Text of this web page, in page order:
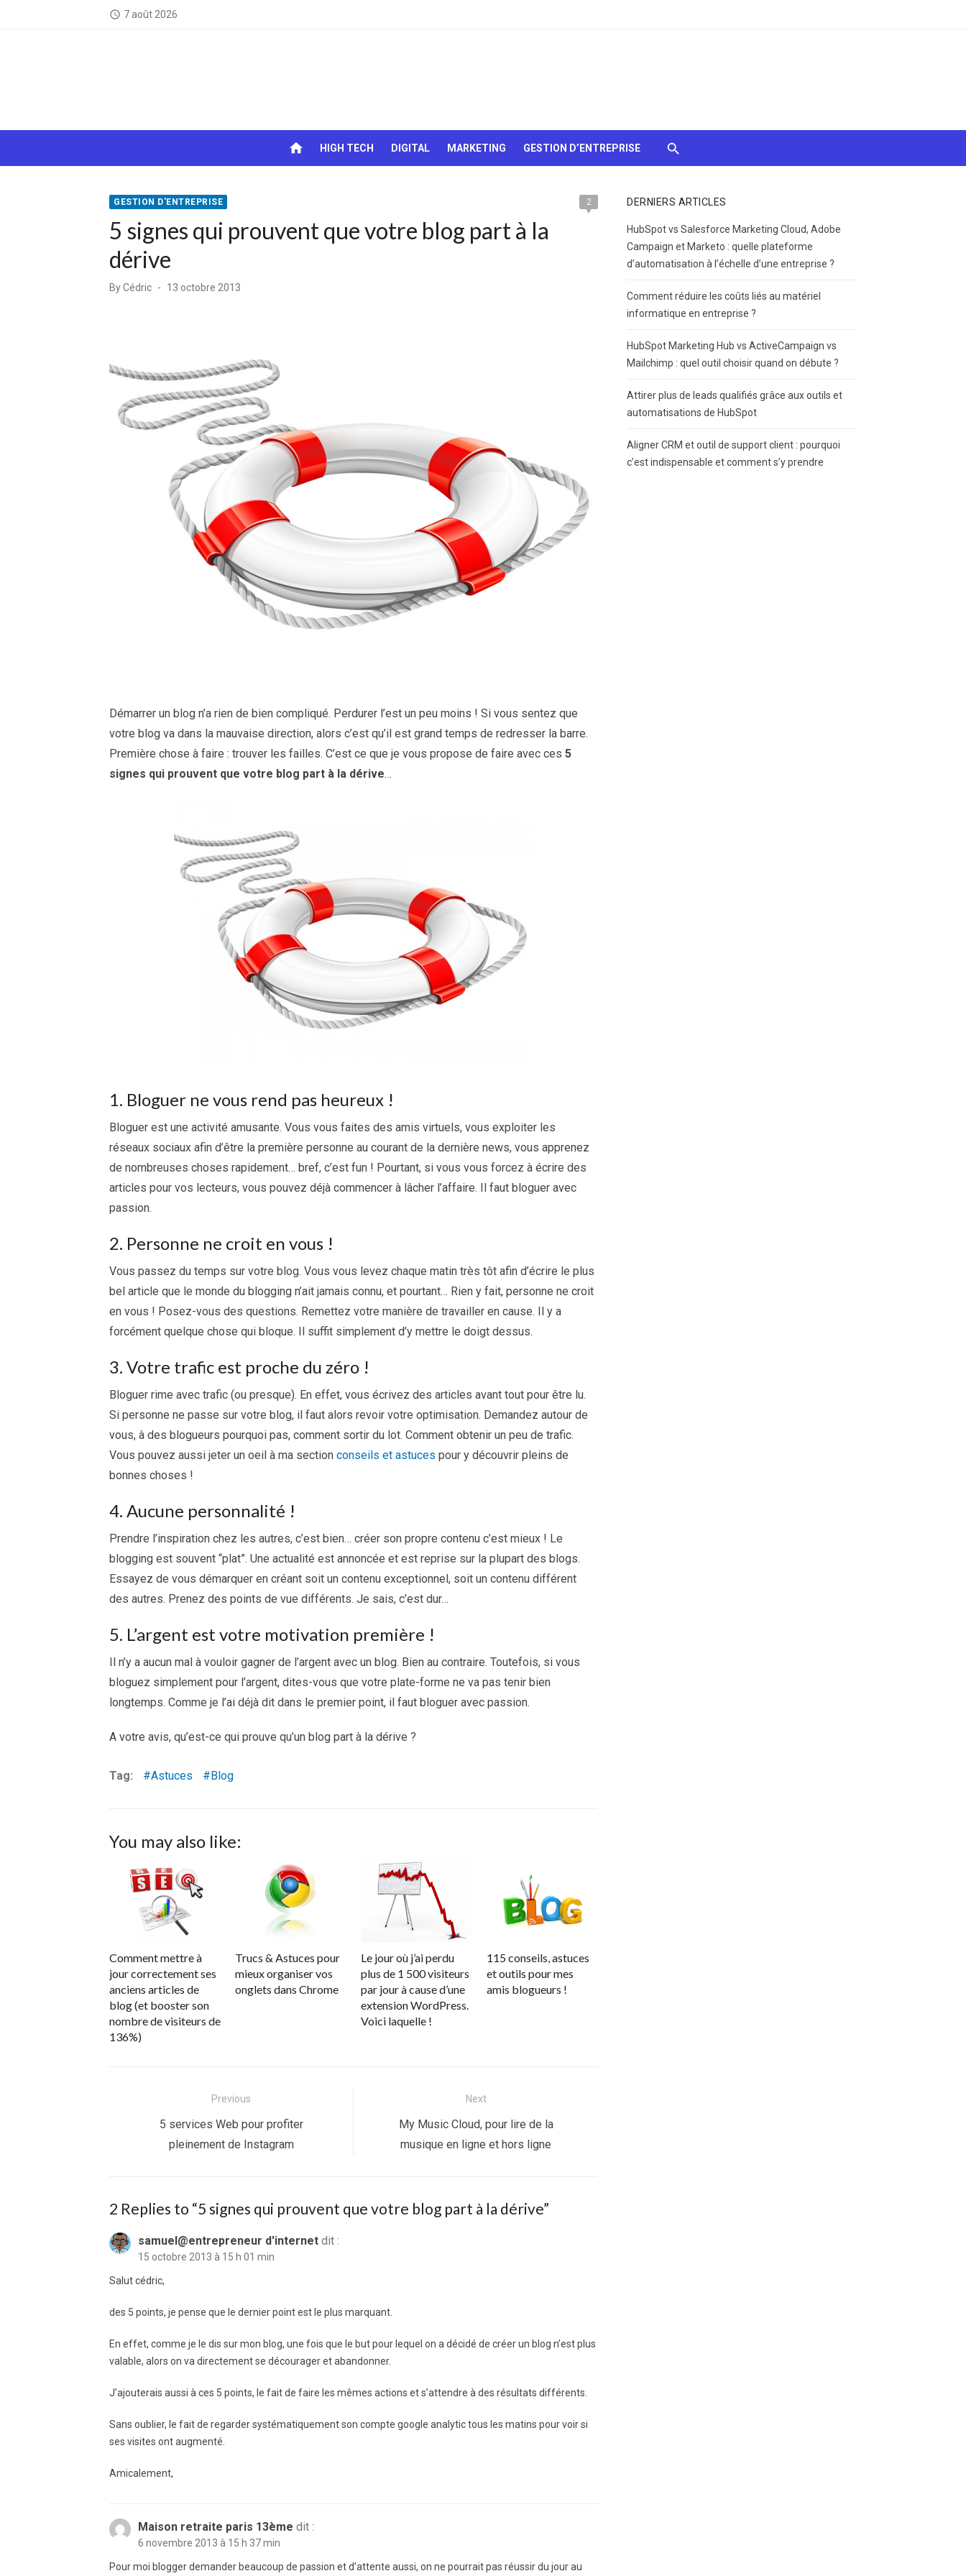
access_time 7 août 2026
chocolats…
tomber !
home HIGH TECH DIGITAL MARKETING GESTION D’ENTREPRISE
GESTION D'ENTREPRISE 2
5 signes qui prouvent que votre blog part à la
dérive
ByCédric
Posted
13 octobre 2013
Démarrer un blog n’a rien de bien compliqué. Perdurer l’est un peu moins ! Si vous sentez que
votre blog va dans la mauvaise direction, alors c’est qu’il est grand temps de redresser la barre.
Première chose à faire : trouver les failles. C’est ce que je vous propose de faire avec ces 5
signes qui prouvent que votre blog part à la dérive…
1. Bloguer ne vous rend pas heureux !
Bloguer est une activité amusante. Vous vous faites des amis virtuels, vous exploiter les
réseaux sociaux afin d’être la première personne au courant de la dernière news, vous apprenez
de nombreuses choses rapidement… bref, c’est fun ! Pourtant, si vous vous forcez à écrire des
articles pour vos lecteurs, vous pouvez déjà commencer à lâcher l’affaire. Il faut bloguer avec
passion.
2. Personne ne croit en vous !
Vous passez du temps sur votre blog. Vous vous levez chaque matin très tôt afin d’écrire le plus
bel article que le monde du blogging n’ait jamais connu, et pourtant… Rien y fait, personne ne croit
en vous ! Posez-vous des questions. Remettez votre manière de travailler en cause. Il y a
forcément quelque chose qui bloque. Il suffit simplement d’y mettre le doigt dessus.
3. Votre trafic est proche du zéro !
Bloguer rime avec trafic (ou presque). En effet, vous écrivez des articles avant tout pour être lu.
Si personne ne passe sur votre blog, il faut alors revoir votre optimisation. Demandez autour de
vous, à des blogueurs pourquoi pas, comment sortir du lot. Comment obtenir un peu de trafic.
Vous pouvez aussi jeter un oeil à ma section conseils et astuces pour y découvrir pleins de
bonnes choses !
4. Aucune personnalité !
Prendre l’inspiration chez les autres, c’est bien… créer son propre contenu c’est mieux ! Le
blogging est souvent “plat”. Une actualité est annoncée et est reprise sur la plupart des blogs.
Essayez de vous démarquer en créant soit un contenu exceptionnel, soit un contenu différent
des autres. Prenez des points de vue différents. Je sais, c’est dur…
5. L’argent est votre motivation première !
Il n’y a aucun mal à vouloir gagner de l’argent avec un blog. Bien au contraire. Toutefois, si vous
bloguez simplement pour l’argent, dites-vous que votre plate-forme ne va pas tenir bien
longtemps. Comme je l’ai déjà dit dans le premier point, il faut bloguer avec passion.
A votre avis, qu’est-ce qui prouve qu’un blog part à la dérive ?
Tag: Astuces Blog
You may also like:
Comment mettre à
jour correctement ses
anciens articles de
blog (et booster son
nombre de visiteurs de
136%)
Trucs & Astuces pour
mieux organiser vos
onglets dans Chrome
Le jour où j’ai perdu
plus de 1 500 visiteurs
par jour à cause d’une
extension WordPress.
Voici laquelle !
115 conseils, astuces
et outils pour mes
amis blogueurs !
l’article
Previous
Previous
5 services Web pour profiter
pleinement de Instagram
Next
Next
post:
My Music Cloud, pour lire de la
musique en ligne et hors ligne
2 Replies to “5 signes qui prouvent que votre blog part à la dérive”
samuel@entrepreneur d'internet dit :
15 octobre 2013 à 15 h 01 min
Salut cédric,
des 5 points, je pense que le dernier point est le plus marquant.
En effet, comme je le dis sur mon blog, une fois que le but pour lequel on a décidé de créer un blog n’est plus
valable, alors on va directement se décourager et abandonner.
J’ajouterais aussi à ces 5 points, le fait de faire les mêmes actions et s’attendre à des résultats différents.
Sans oublier, le fait de regarder systématiquement son compte google analytic tous les matins pour voir si
ses visites ont augmenté.
Amicalement,
Maison retraite paris 13ème dit :
6 novembre 2013 à 15 h 37 min
Pour moi blogger demander beaucoup de passion et d’attente aussi, on ne pourrait pas réussir du jour au
DERNIERS ARTICLES
HubSpot vs Salesforce Marketing Cloud, Adobe
Campaign et Marketo : quelle plateforme
d’automatisation à l’échelle d’une entreprise ?
Comment réduire les coûts liés au matériel
informatique en entreprise ?
HubSpot Marketing Hub vs ActiveCampaign vs
Mailchimp : quel outil choisir quand on débute ?
Attirer plus de leads qualifiés grâce aux outils et
automatisations de HubSpot
Aligner CRM et outil de support client : pourquoi
c’est indispensable et comment s’y prendre